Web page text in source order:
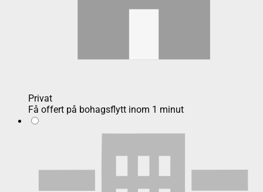
Privat
Få offert på bohagsflytt inom 1 minut